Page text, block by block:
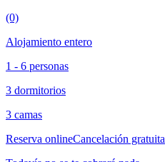
(0)
Alojamiento entero
1 - 6 personas
3 dormitorios
3 camas
Reserva onlineCancelación gratuita